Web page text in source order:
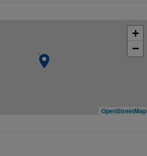
+
−
OpenStreetMap